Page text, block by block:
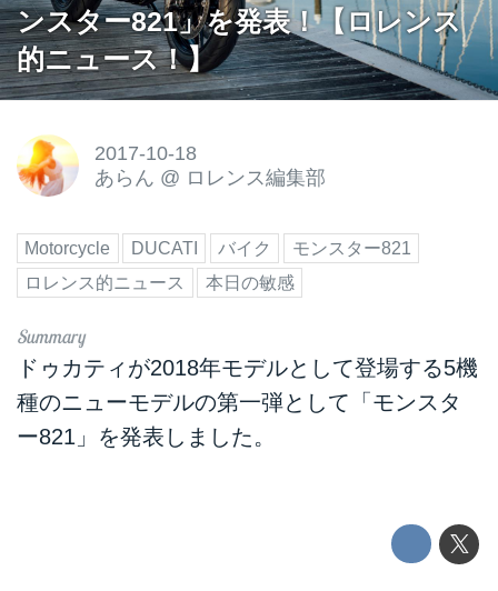
ンスター821」を発表！【ロレンス
的ニュース！】
2017-10-18
あらん @ ロレンス編集部
Motorcycle DUCATI バイク
モンスター821
ロレンス的ニュース
本日の敏感
ドゥカティが2018年モデルとして登場する5機
種のニューモデルの第一弾として「モンスタ
ー821」を発表しました。